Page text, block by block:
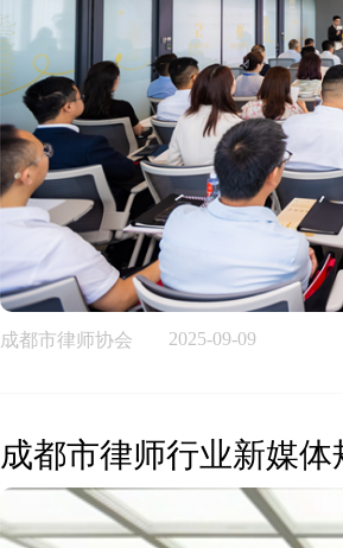
成都市律师协会 2025-09-09
成都市律师行业新媒